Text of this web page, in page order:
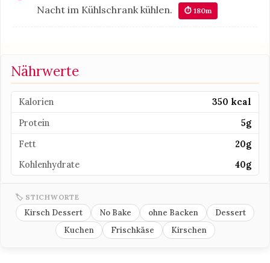
Nacht im Kühlschrank kühlen.
⏱ 180m
Nährwerte
Kalorien
350 kcal
Protein
5g
Fett
20g
Kohlenhydrate
40g
🏷 STICHWORTE
Kirsch Dessert No Bake ohne Backen
Dessert
Kuchen
Frischkäse Kirschen